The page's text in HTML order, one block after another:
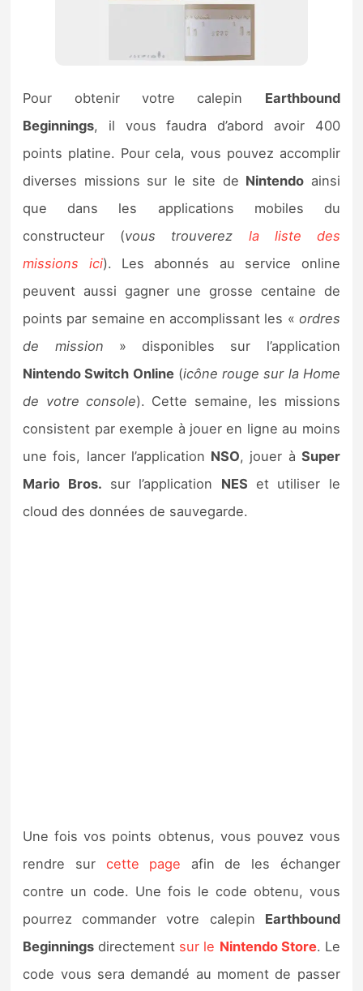
Pour obtenir votre calepin Earthbound
Beginnings, il vous faudra d’abord avoir 400
points platine. Pour cela, vous pouvez accomplir
diverses missions sur le site de Nintendo ainsi
que dans les applications mobiles du
constructeur (vous trouverez la liste des
missions ici). Les abonnés au service online
peuvent aussi gagner une grosse centaine de
points par semaine en accomplissant les « ordres
de mission » disponibles sur l’application
Nintendo Switch Online(icône rouge sur la Home
de votre console). Cette semaine, les missions
consistent par exemple à jouer en ligne au moins
une fois, lancer l’application NSO, jouer à Super
Mario Bros. sur l’application NES et utiliser le
cloud des données de sauvegarde.
Une fois vos points obtenus, vous pouvez vous
rendre sur cette page afin de les échanger
contre un code. Une fois le code obtenu, vous
pourrez commander votre calepin Earthbound
Beginnings directement sur le Nintendo Store. Le
code vous sera demandé au moment de passer